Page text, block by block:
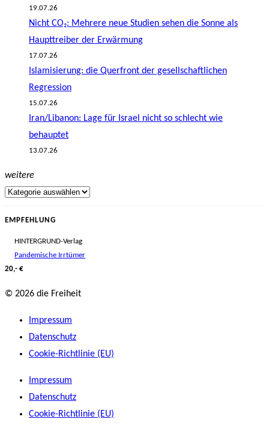
19.07.26
Nicht CO₂: Mehrere neue Studien sehen die Sonne als
Haupttreiber der Erwärmung
17.07.26
Islamisierung: die Querfront der gesellschaftlichen
Regression
15.07.26
Iran/Libanon: Lage für Israel nicht so schlecht wie
behauptet
13.07.26
weitere
EMPFEHLUNG
HINTERGRUND-Verlag
Pandemische Irrtümer
20,- €
© 2026 die Freiheit
Impressum
Datenschutz
Cookie-Richtlinie (EU)
Impressum
Datenschutz
Cookie-Richtlinie (EU)